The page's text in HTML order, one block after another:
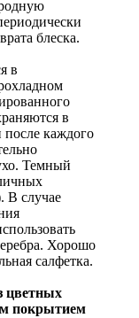
блеска.
в
в
после каждого
Темный
В случае
Хорошо
салфетка.
цветных
покрытием